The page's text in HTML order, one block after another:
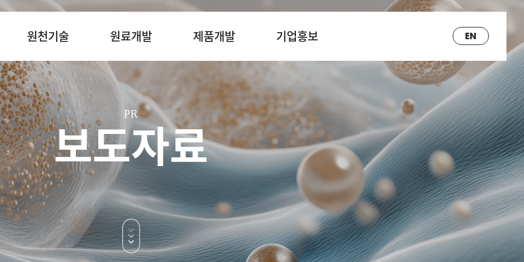
원천기술 원료개발 제품개발 기업홍보 EN
PR
보도자료